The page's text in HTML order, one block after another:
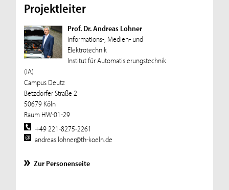
Projektleiter
Prof. Dr. Andreas Lohner
Informations-, Medien- und
Elektrotechnik
Institut für Automatisierungstechnik
(IA)
Campus Deutz
Betzdorfer Straße 2
50679 Köln
Raum HW-01-29
+49 221-8275-2261
andreas.lohner@th-koeln.de
Zur Personenseite